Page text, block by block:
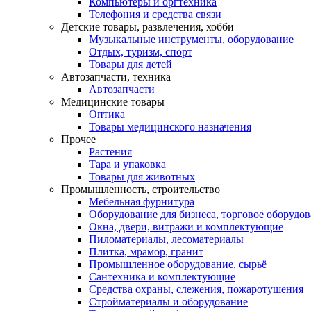
Телефония и средства связи
Детские товары, развлечения, хобби
Музыкальные инструменты, оборудование
Отдых, туризм, спорт
Товары для детей
Автозапчасти, техника
Автозапчасти
Медицинские товары
Оптика
Товары медицинского назначения
Прочее
Растения
Тара и упаковка
Товары для животных
Промышленность, строительство
Мебельная фурнитура
Оборудование для бизнеса, торговое
Окна, двери, витражи и комплектующие
Пиломатериалы, лесоматериалы
Плитка, мрамор, гранит
Промышленное оборудование, сырьё
Сантехника и комплектующие
Средства охраны, слежения, пожаротушения
Стройматериалы и оборудование